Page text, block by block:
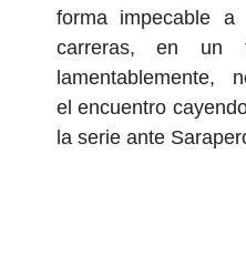
forma impecable
carreras, en un
lamentablemente,
el encuentro
la serie ante